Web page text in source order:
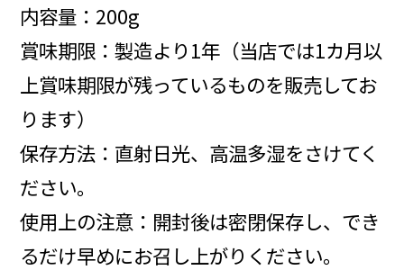
内容量：200g
賞味期限：製造より1年（当店では1カ月以
上賞味期限が残っているものを販売してお
ります）
保存方法：直射日光、高温多湿をさけてく
ださい。
使用上の注意：開封後は密閉保存し、でき
るだけ早めにお召し上がりください。